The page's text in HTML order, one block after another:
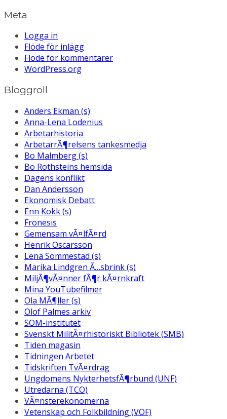
Meta
Logga in
Flöde för inlägg
Flöde för kommentarer
WordPress.org
Bloggroll
Anders Ekman (s)
Anna-Lena Lodenius
Arbetarhistoria
ArbetarrÃ¶relsens tankesmedja
Bo Malmberg (s)
Bo Rothsteins hemsida
Dagens konflikt
Dan Andersson
Ekonomisk Debatt
Enn Kokk (s)
Fronesis
Gemensam vÃ¤lfÃ¤rd
Henrik Oscarsson
Lena Sommestad (s)
Marika Lindgren Ã…sbrink (s)
MiljÃ¶vÃ¤nner fÃ¶r kÃ¤rnkraft
Mina YouTubefilmer
Ola MÃ¶ller (s)
Olof Palmes arkiv
SOM-institutet
Svenskt MilitÃ¤rhistoriskt Bibliotek (SMB)
Tiden magasin
Tidningen Arbetet
Tidskriften TvÃ¤rdrag
Ungdomens NykterhetsfÃ¶rbund (UNF)
Utredarna (TCO)
VÃ¤nsterekonomerna
Vetenskap och Folkbildning (VOF)